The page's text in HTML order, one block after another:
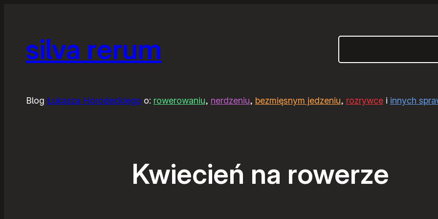
silva rerum
Blog Łukasza Horodeckiego o: rowerowaniu, nerdzeniu, bezmięsnym jedzeniu, rozrywcei innych
Kwiecień na rowerze